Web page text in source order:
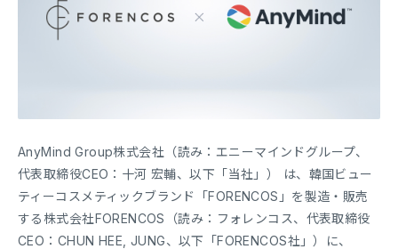
AnyMind Group株式会社（読み：エニーマインドグループ、
代表取締役CEO：十河 宏輔、以下「当社」） は、韓国ビュー
ティーコスメティックブランド「FORENCOS」を製造・販売
する株式会社FORENCOS（読み：フォレンコス、代表取締役
CEO：CHUN HEE, JUNG、以下「FORENCOS社」）に、